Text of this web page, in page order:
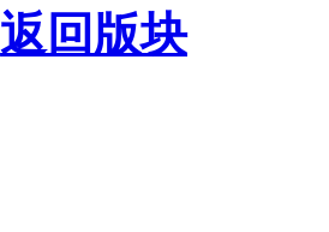
返回版块